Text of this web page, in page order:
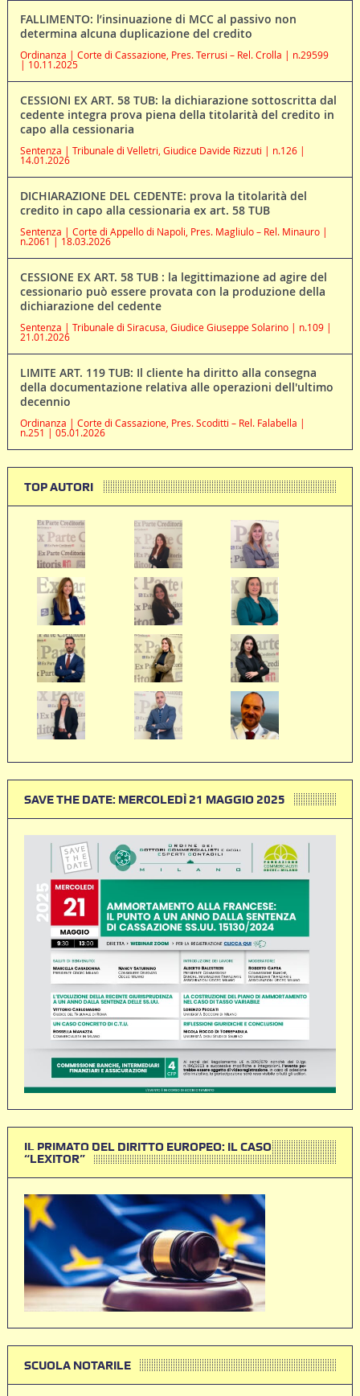
FALLIMENTO: l’insinuazione di MCC al passivo non
determina alcuna duplicazione del credito
Ordinanza | Corte di Cassazione, Pres. Terrusi – Rel. Crolla | n.29599
| 10.11.2025
CESSIONI EX ART. 58 TUB: la dichiarazione sottoscritta dal
cedente integra prova piena della titolarità del credito in
capo alla cessionaria
Sentenza | Tribunale di Velletri, Giudice Davide Rizzuti | n.126 |
14.01.2026
DICHIARAZIONE DEL CEDENTE: prova la titolarità del
credito in capo alla cessionaria ex art. 58 TUB
Sentenza | Corte di Appello di Napoli, Pres. Magliulo – Rel. Minauro |
n.2061 | 18.03.2026
CESSIONE EX ART. 58 TUB : la legittimazione ad agire del
cessionario può essere provata con la produzione della
dichiarazione del cedente
Sentenza | Tribunale di Siracusa, Giudice Giuseppe Solarino | n.109 |
21.01.2026
LIMITE ART. 119 TUB: Il cliente ha diritto alla consegna
della documentazione relativa alle operazioni dell'ultimo
decennio
Ordinanza | Corte di Cassazione, Pres. Scoditti – Rel. Falabella |
n.251 | 05.01.2026
TOP AUTORI
SAVE THE DATE: MERCOLEDÌ 21 MAGGIO 2025
IL PRIMATO DEL DIRITTO EUROPEO: IL CASO
“LEXITOR”
SCUOLA NOTARILE